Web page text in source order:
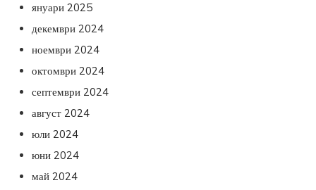
януари 2025
декември 2024
ноември 2024
октомври 2024
септември 2024
август 2024
юли 2024
юни 2024
май 2024